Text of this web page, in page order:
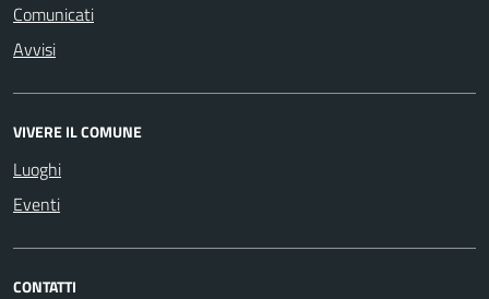
Comunicati
Avvisi
VIVERE IL COMUNE
Luoghi
Eventi
CONTATTI